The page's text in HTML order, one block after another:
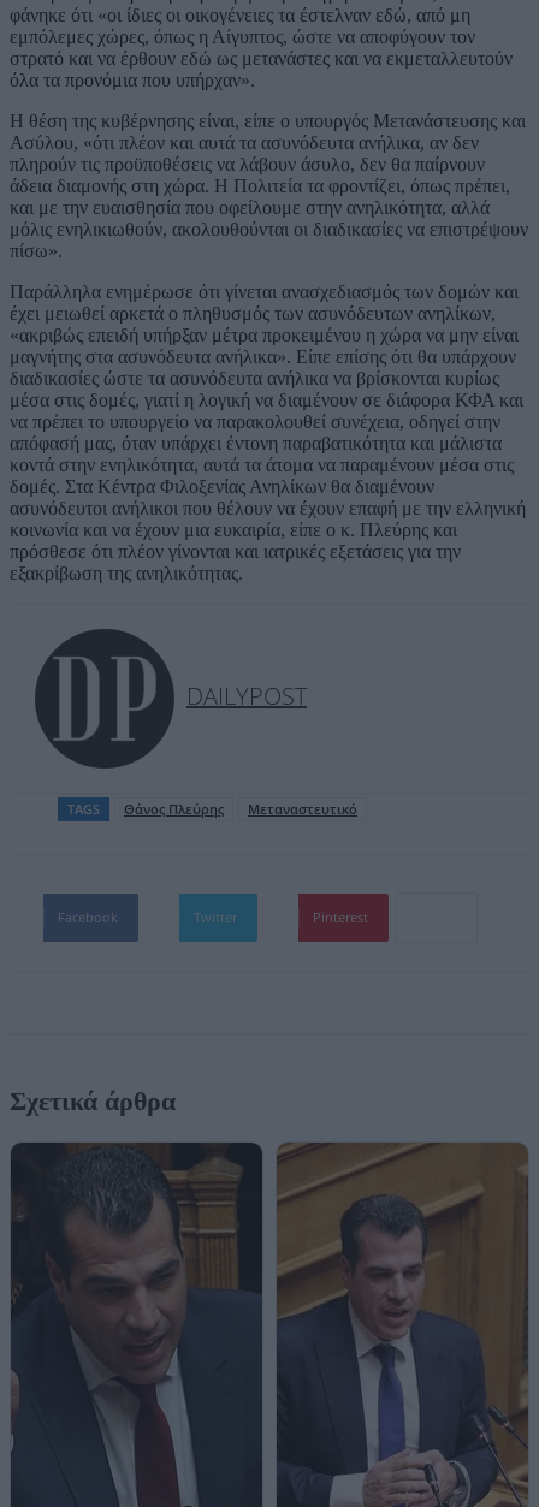
φάνηκε ότι «οι ίδιες οι οικογένειες τα έστελναν εδώ, από μη
εμπόλεμες χώρες, όπως η Αίγυπτος, ώστε να αποφύγουν τον
στρατό και να έρθουν εδώ ως μετανάστες και να εκμεταλλευτούν
όλα τα προνόμια που υπήρχαν».
Η θέση της κυβέρνησης είναι, είπε ο υπουργός Μετανάστευσης και
Ασύλου, «ότι πλέον και αυτά τα ασυνόδευτα ανήλικα, αν δεν
πληρούν τις προϋποθέσεις να λάβουν άσυλο, δεν θα παίρνουν
άδεια διαμονής στη χώρα. Η Πολιτεία τα φροντίζει, όπως πρέπει,
και με την ευαισθησία που οφείλουμε στην ανηλικότητα, αλλά
μόλις ενηλικιωθούν, ακολουθούνται οι διαδικασίες να επιστρέψουν
πίσω».
Παράλληλα ενημέρωσε ότι γίνεται ανασχεδιασμός των δομών και
έχει μειωθεί αρκετά ο πληθυσμός των ασυνόδευτων ανηλίκων,
«ακριβώς επειδή υπήρξαν μέτρα προκειμένου η χώρα να μην είναι
μαγνήτης στα ασυνόδευτα ανήλικα». Είπε επίσης ότι θα υπάρχουν
διαδικασίες ώστε τα ασυνόδευτα ανήλικα να βρίσκονται κυρίως
μέσα στις δομές, γιατί η λογική να διαμένουν σε διάφορα ΚΦΑ και
να πρέπει το υπουργείο να παρακολουθεί συνέχεια, οδηγεί στην
απόφασή μας, όταν υπάρχει έντονη παραβατικότητα και μάλιστα
κοντά στην ενηλικότητα, αυτά τα άτομα να παραμένουν μέσα στις
δομές. Στα Κέντρα Φιλοξενίας Ανηλίκων θα διαμένουν
ασυνόδευτοι ανήλικοι που θέλουν να έχουν επαφή με την ελληνική
κοινωνία και να έχουν μια ευκαιρία, είπε ο κ. Πλεύρης και
πρόσθεσε ότι πλέον γίνονται και ιατρικές εξετάσεις για την
εξακρίβωση της ανηλικότητας.
DAILYPOST
TAGS Θάνος Πλεύρης Μεταναστευτικό
Facebook Twitter Pinterest
Σχετικά άρθρα